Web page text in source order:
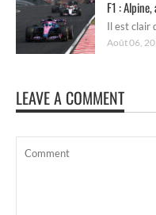
F1 :
Il est clair
Août 06,
LEAVE A COMMENT